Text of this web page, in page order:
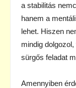
a stabilitás
hanem a
lehet. Hiszen
mindig
sürgős feladat
Amennyiben